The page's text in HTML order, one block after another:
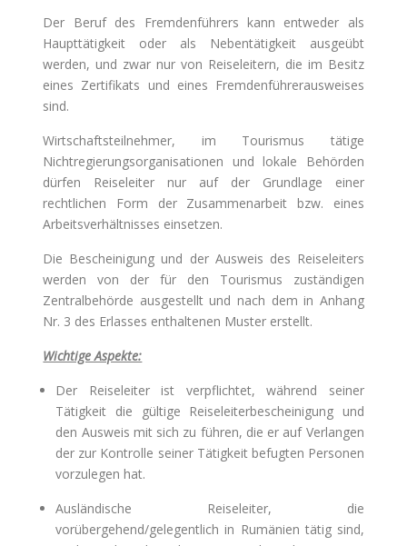
Der Beruf des Fremdenführers kann entweder als
Haupttätigkeit oder als Nebentätigkeit ausgeübt
werden, und zwar nur von Reiseleitern, die im Besitz
eines Zertifikats und eines Fremdenführerausweises
sind.
Wirtschaftsteilnehmer, im Tourismus tätige
Nichtregierungsorganisationen und lokale Behörden
dürfen Reiseleiter nur auf der Grundlage einer
rechtlichen Form der Zusammenarbeit bzw. eines
Arbeitsverhältnisses einsetzen.
Die Bescheinigung und der Ausweis des Reiseleiters
werden von der für den Tourismus zuständigen
Zentralbehörde ausgestellt und nach dem in Anhang
Nr. 3 des Erlasses enthaltenen Muster erstellt.
Wichtige Aspekte:
Der Reiseleiter ist verpflichtet, während seiner
Tätigkeit die gültige Reiseleiterbescheinigung und
den Ausweis mit sich zu führen, die er auf Verlangen
der zur Kontrolle seiner Tätigkeit befugten Personen
vorzulegen hat.
Ausländische Reiseleiter, die
vorübergehend/gelegentlich in Rumänien tätig sind,